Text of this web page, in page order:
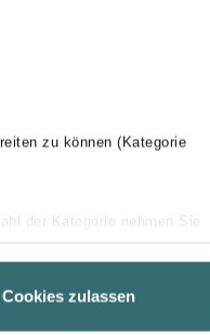
zu können (Kategorie
der Kategorie nehmen Sie
Informationen
über einen Link in der
Cookies zulassen